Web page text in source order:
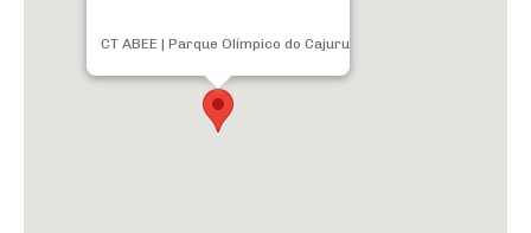
CT ABEE | Parque Olímpico do Cajuru